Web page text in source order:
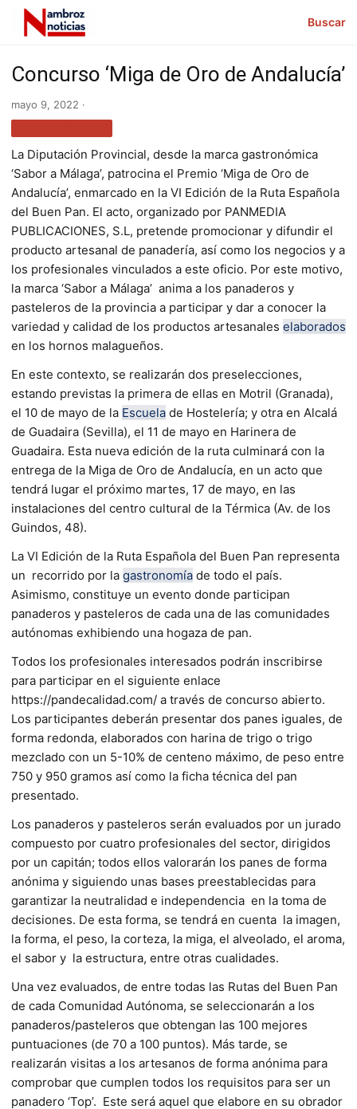
Buscar
Concurso ‘Miga de Oro de Andalucía’
mayo 9, 2022 ·
La Diputación Provincial, desde la marca gastronómica
‘Sabor a Málaga’, patrocina el Premio ‘Miga de Oro de
Andalucía’, enmarcado en la VI Edición de la Ruta Española
del Buen Pan. El acto, organizado por PANMEDIA
PUBLICACIONES, S.L, pretende promocionar y difundir el
producto artesanal de panadería, así como los negocios y a
los profesionales vinculados a este oficio. Por este motivo,
la marca ‘Sabor a Málaga’ anima a los panaderos y
pasteleros de la provincia a participar y dar a conocer la
variedad y calidad de los productos artesanales elaborados
en los hornos malagueños.
En este contexto, se realizarán dos preselecciones,
estando previstas la primera de ellas en Motril (Granada),
el 10 de mayo de la Escuela de Hostelería; y otra en Alcalá
de Guadaira (Sevilla), el 11 de mayo en Harinera de
Guadaira. Esta nueva edición de la ruta culminará con la
entrega de la Miga de Oro de Andalucía, en un acto que
tendrá lugar el próximo martes, 17 de mayo, en las
instalaciones del centro cultural de la Térmica (Av. de los
Guindos, 48).
La VI Edición de la Ruta Española del Buen Pan representa
un recorrido por la gastronomía de todo el país.
Asimismo, constituye un evento donde participan
panaderos y pasteleros de cada una de las comunidades
autónomas exhibiendo una hogaza de pan.
Todos los profesionales interesados podrán inscribirse
para participar en el siguiente enlace
https://pandecalidad.com/ a través de concurso abierto.
Los participantes deberán presentar dos panes iguales, de
forma redonda, elaborados con harina de trigo o trigo
mezclado con un 5-10% de centeno máximo, de peso entre
750 y 950 gramos así como la ficha técnica del pan
presentado.
Los panaderos y pasteleros serán evaluados por un jurado
compuesto por cuatro profesionales del sector, dirigidos
por un capitán; todos ellos valorarán los panes de forma
anónima y siguiendo unas bases preestablecidas para
garantizar la neutralidad e independencia en la toma de
decisiones. De esta forma, se tendrá en cuenta la imagen,
la forma, el peso, la corteza, la miga, el alveolado, el aroma,
el sabor y la estructura, entre otras cualidades.
Una vez evaluados, de entre todas las Rutas del Buen Pan
de cada Comunidad Autónoma, se seleccionarán a los
panaderos/pasteleros que obtengan las 100 mejores
puntuaciones (de 70 a 100 puntos). Más tarde, se
realizarán visitas a los artesanos de forma anónima para
comprobar que cumplen todos los requisitos para ser un
panadero ‘Top’. Este será aquel que elabore en su obrador